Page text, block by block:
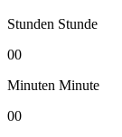
Stunden Stunde
00
Minuten Minute
00